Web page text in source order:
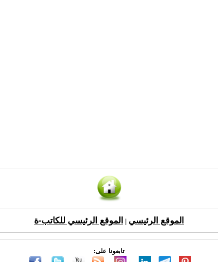
الموقع الرئيسي الموقع الرئيسي للكاتب-ة
تابعونا على: